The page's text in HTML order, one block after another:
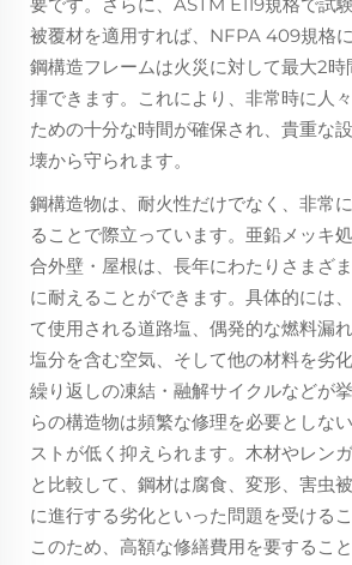
被覆材を適用すれば、NFPA 409規格
鋼構造フレームは火災に対して最大2時
揮できます。これにより、非常時に人
ための十分な時間が確保され、貴重な
壊から守られます。
鋼構造物は、耐火性だけでなく、非常
ることで際立っています。亜鉛メッキ
合外壁・屋根は、長年にわたりさまざ
に耐えることができます。具体的には
て使用される道路塩、偶発的な燃料漏
塩分を含む空気、そして他の材料を劣
繰り返しの凍結・融解サイクルなどが
らの構造物は頻繁な修理を必要としな
ストが低く抑えられます。木材やレン
と比較して、鋼材は腐食、変形、害虫
に進行する劣化といった問題を受ける
このため、高額な修繕費用を要するこ